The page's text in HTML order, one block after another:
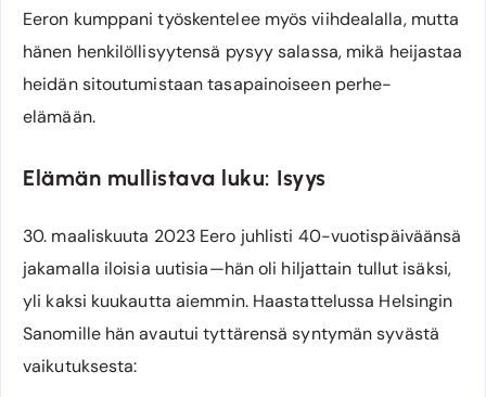
Eeron kumppani työskentelee myös viihdealalla, mutta
hänen henkilöllisyytensä pysyy salassa, mikä heijastaa
heidän sitoutumistaan tasapainoiseen perhe-
elämään.
Elämän mullistava luku: Isyys
30. maaliskuuta 2023 Eero juhlisti 40-vuotispäiväänsä
jakamalla iloisia uutisia—hän oli hiljattain tullut isäksi,
yli kaksi kuukautta aiemmin. Haastattelussa Helsingin
Sanomille hän avautui tyttärensä syntymän syvästä
vaikutuksesta: